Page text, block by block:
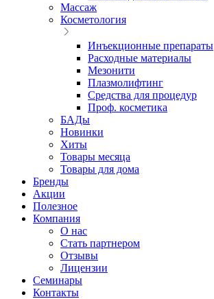
Массаж
Косметология
Инъекционные препараты
Расходные материалы
Мезонити
Плазмолифтинг
Средства для процедур
Проф. косметика
БАДы
Новинки
Хиты
Товары месяца
Товары для дома
Бренды
Акции
Полезное
Компания
О нас
Стать партнером
Отзывы
Лицензии
Семинары
Контакты